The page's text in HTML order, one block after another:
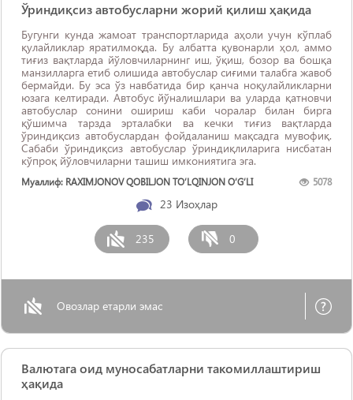
Ўриндиқсиз автобусларни жорий қилиш ҳақида
Бугунги кунда жамоат транспортларида аҳоли учун кўплаб
қулайликлар яратилмоқда. Бу албатта қувонарли ҳол, аммо
тиғиз вақтларда йўловчиларнинг иш, ўқиш, бозор ва бошқа
манзилларга етиб олишида автобуслар сиғими талабга жавоб
бермайди. Бу эса ўз навбатида бир қанча ноқулайликларни
юзага келтиради. Автобус йўналишлари ва уларда қатновчи
автобуслар сонини ошириш каби чоралар билан бирга
қўшимча тарзда эрталабки ва кечки тиғиз вақтларда
ўриндиқсиз автобуслардан фойдаланиш мақсадга мувофиқ.
Сабаби ўриндиқсиз автобуслар ўриндиқлиларига нисбатан
кўпроқ йўловчиларни ташиш имкониятига эга.
Муаллиф: RAXIMJONOV QOBILJON TO‘LQINJON O‘G‘LI 5078
23 Изоҳлар
235 0
Овозлар етарли эмас
Валютага оид муносабатларни такомиллаштириш
ҳақида